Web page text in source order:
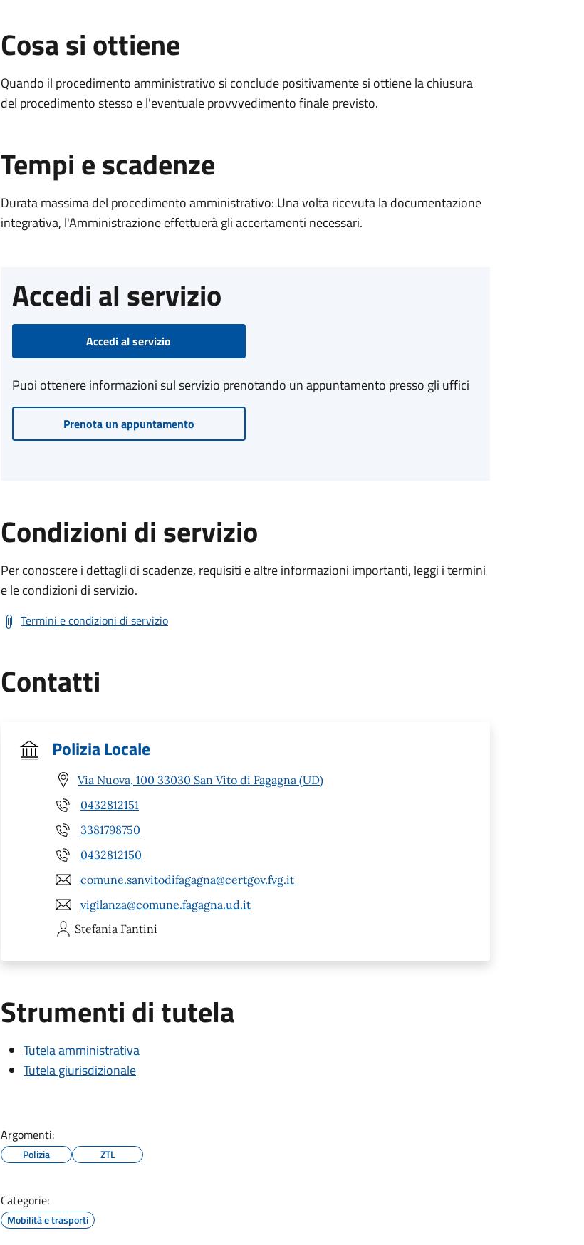
Cosa si ottiene
Quando il procedimento amministrativo si conclude positivamente si ottiene la chiusura
del procedimento stesso e l'eventuale provvvedimento finale previsto.
Tempi e scadenze
Durata massima del procedimento amministrativo: Una volta ricevuta la documentazione
integrativa, l'Amministrazione effettuerà gli accertamenti necessari.
Accedi al servizio
Accedi al servizio
Puoi ottenere informazioni sul servizio prenotando un appuntamento presso gli uffici
Prenota un appuntamento
Condizioni di servizio
Per conoscere i dettagli di scadenze, requisiti e altre informazioni importanti, leggi i termini
e le condizioni di servizio.
Termini e condizioni di servizio
Contatti
Polizia Locale
Via Nuova, 100 33030 San Vito di Fagagna (UD)
0432812151
3381798750
0432812150
comune.sanvitodifagagna@certgov.fvg.it
vigilanza@comune.fagagna.ud.it
Stefania Fantini
Strumenti di tutela
Tutela amministrativa
Tutela giurisdizionale
Argomenti:
Polizia ZTL
Categorie:
Mobilità e trasporti